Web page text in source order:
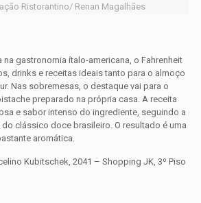
Ristorantino/ Renan Magalhães
gastronomia ítalo-americana, o Fahrenheit
drinks e receitas ideais tanto para o almoço
Nas sobremesas, o destaque vai para o
preparado na própria casa. A receita
e sabor intenso do ingrediente, seguindo a
clássico doce brasileiro. O resultado é uma
aromática.
Kubitschek, 2041 – Shopping JK, 3º Piso